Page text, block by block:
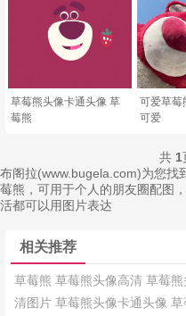
草莓熊头像卡通头像 草
莓熊
可爱草莓
可爱
共 1
布阁拉(www.bugela.com)为您找
莓熊，可用于个人的朋友圈配图
活都可以用图片表达
相关推荐
草莓熊 草莓熊头像高清 草莓
清图片 草莓熊头像卡通头像 草